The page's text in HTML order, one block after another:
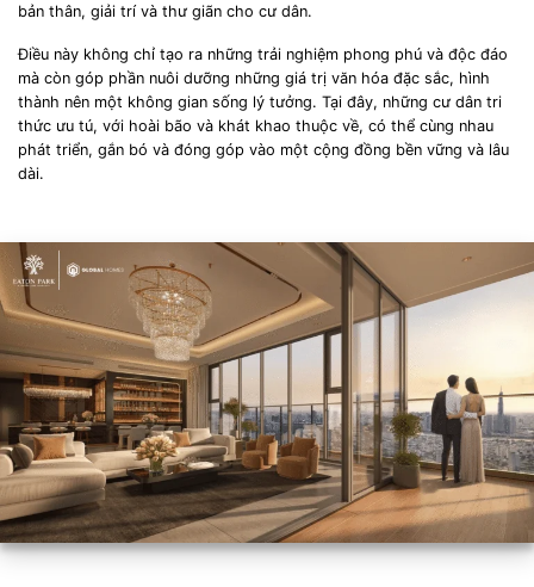
bản thân, giải trí và thư giãn cho cư dân.
Điều này không chỉ tạo ra những trải nghiệm phong phú và độc đáo
mà còn góp phần nuôi dưỡng những giá trị văn hóa đặc sắc, hình
thành nên một không gian sống lý tưởng. Tại đây, những cư dân tri
thức ưu tú, với hoài bão và khát khao thuộc về, có thể cùng nhau
phát triển, gắn bó và đóng góp vào một cộng đồng bền vững và lâu
dài.